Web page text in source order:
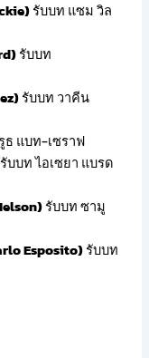
รับบท แซม วิล
รับบท
รับบท วาคีน
ธ แบท-เซราฟ
รับบท ไอเซยา แบรด
รับบท ซามู
Esposito)รับบท